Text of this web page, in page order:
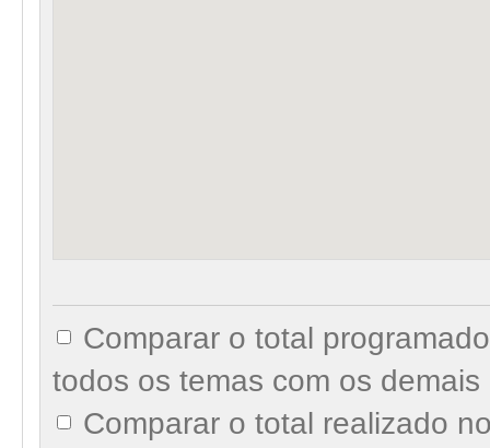
Comparar o total
todos os temas com os
Comparar o total realizado